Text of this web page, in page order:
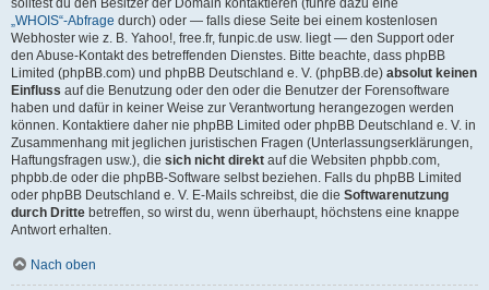
„WHOIS“-Abfrage durch) oder — falls diese Seite bei einem kostenlosen
Webhoster wie z. B. Yahoo!, free.fr, funpic.de usw. liegt — den Support oder
den Abuse-Kontakt des betreffenden Dienstes. Bitte beachte, dass phpBB
Limited (phpBB.com) und phpBB Deutschland e. V. (phpBB.de) absolut keinen
Einfluss auf die Benutzung oder den oder die Benutzer der Forensoftware
haben und dafür in keiner Weise zur Verantwortung herangezogen werden
können. Kontaktiere daher nie phpBB Limited oder phpBB Deutschland e. V. in
Zusammenhang mit jeglichen juristischen Fragen (Unterlassungserklärungen,
Haftungsfragen usw.), die sich nicht direkt auf die Websiten phpbb.com,
phpbb.de oder die phpBB-Software selbst beziehen. Falls du phpBB Limited
oder phpBB Deutschland e. V. E-Mails schreibst, die die Softwarenutzung
durch Dritte betreffen, so wirst du, wenn überhaupt, höchstens eine knappe
Antwort erhalten.
Nach oben